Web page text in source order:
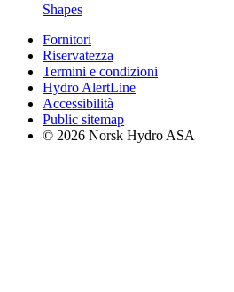
Shapes
Fornitori
Riservatezza
Termini e condizioni
Hydro AlertLine
Accessibilità
Public sitemap
© 2026 Norsk Hydro ASA